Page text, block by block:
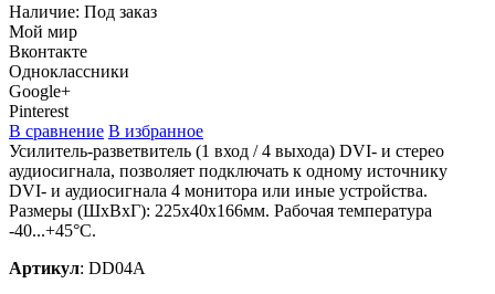
Наличие: Под заказ
Мой мир
Вконтакте
Одноклассники
Google+
Pinterest
В сравнение В избранное
Усилитель-разветвитель (1 вход / 4 выхода) DVI- и стерео
аудиосигнала, позволяет подключать к одному источнику
DVI- и аудиосигнала 4 монитора или иные устройства.
Размеры (ШxВxГ): 225x40x166мм. Рабочая температура
-40...+45°C.
Артикул: DD04A